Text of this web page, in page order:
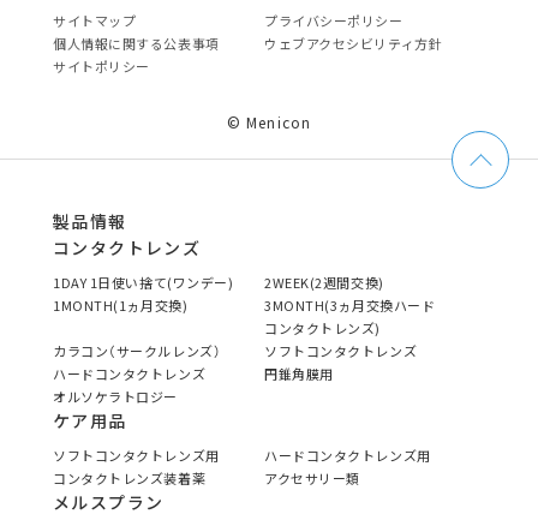
サイトマップ
プライバシーポリシー
個⼈情報に関する公表事項
ウェブアクセシビリティ方針
サイトポリシー
© Menicon
製品情報
コンタクトレンズ
1DAY 1日使い捨て(ワンデー)
2WEEK(2週間交換)
1MONTH(1ヵ月交換)
3MONTH(3ヵ月交換ハード
コンタクトレンズ)
カラコン（サークルレンズ）
ソフトコンタクトレンズ
ハードコンタクトレンズ
円錐角膜用
オルソケラトロジー
ケア用品
ソフトコンタクトレンズ用
ハードコンタクトレンズ用
コンタクトレンズ装着薬
アクセサリー類
メルスプラン